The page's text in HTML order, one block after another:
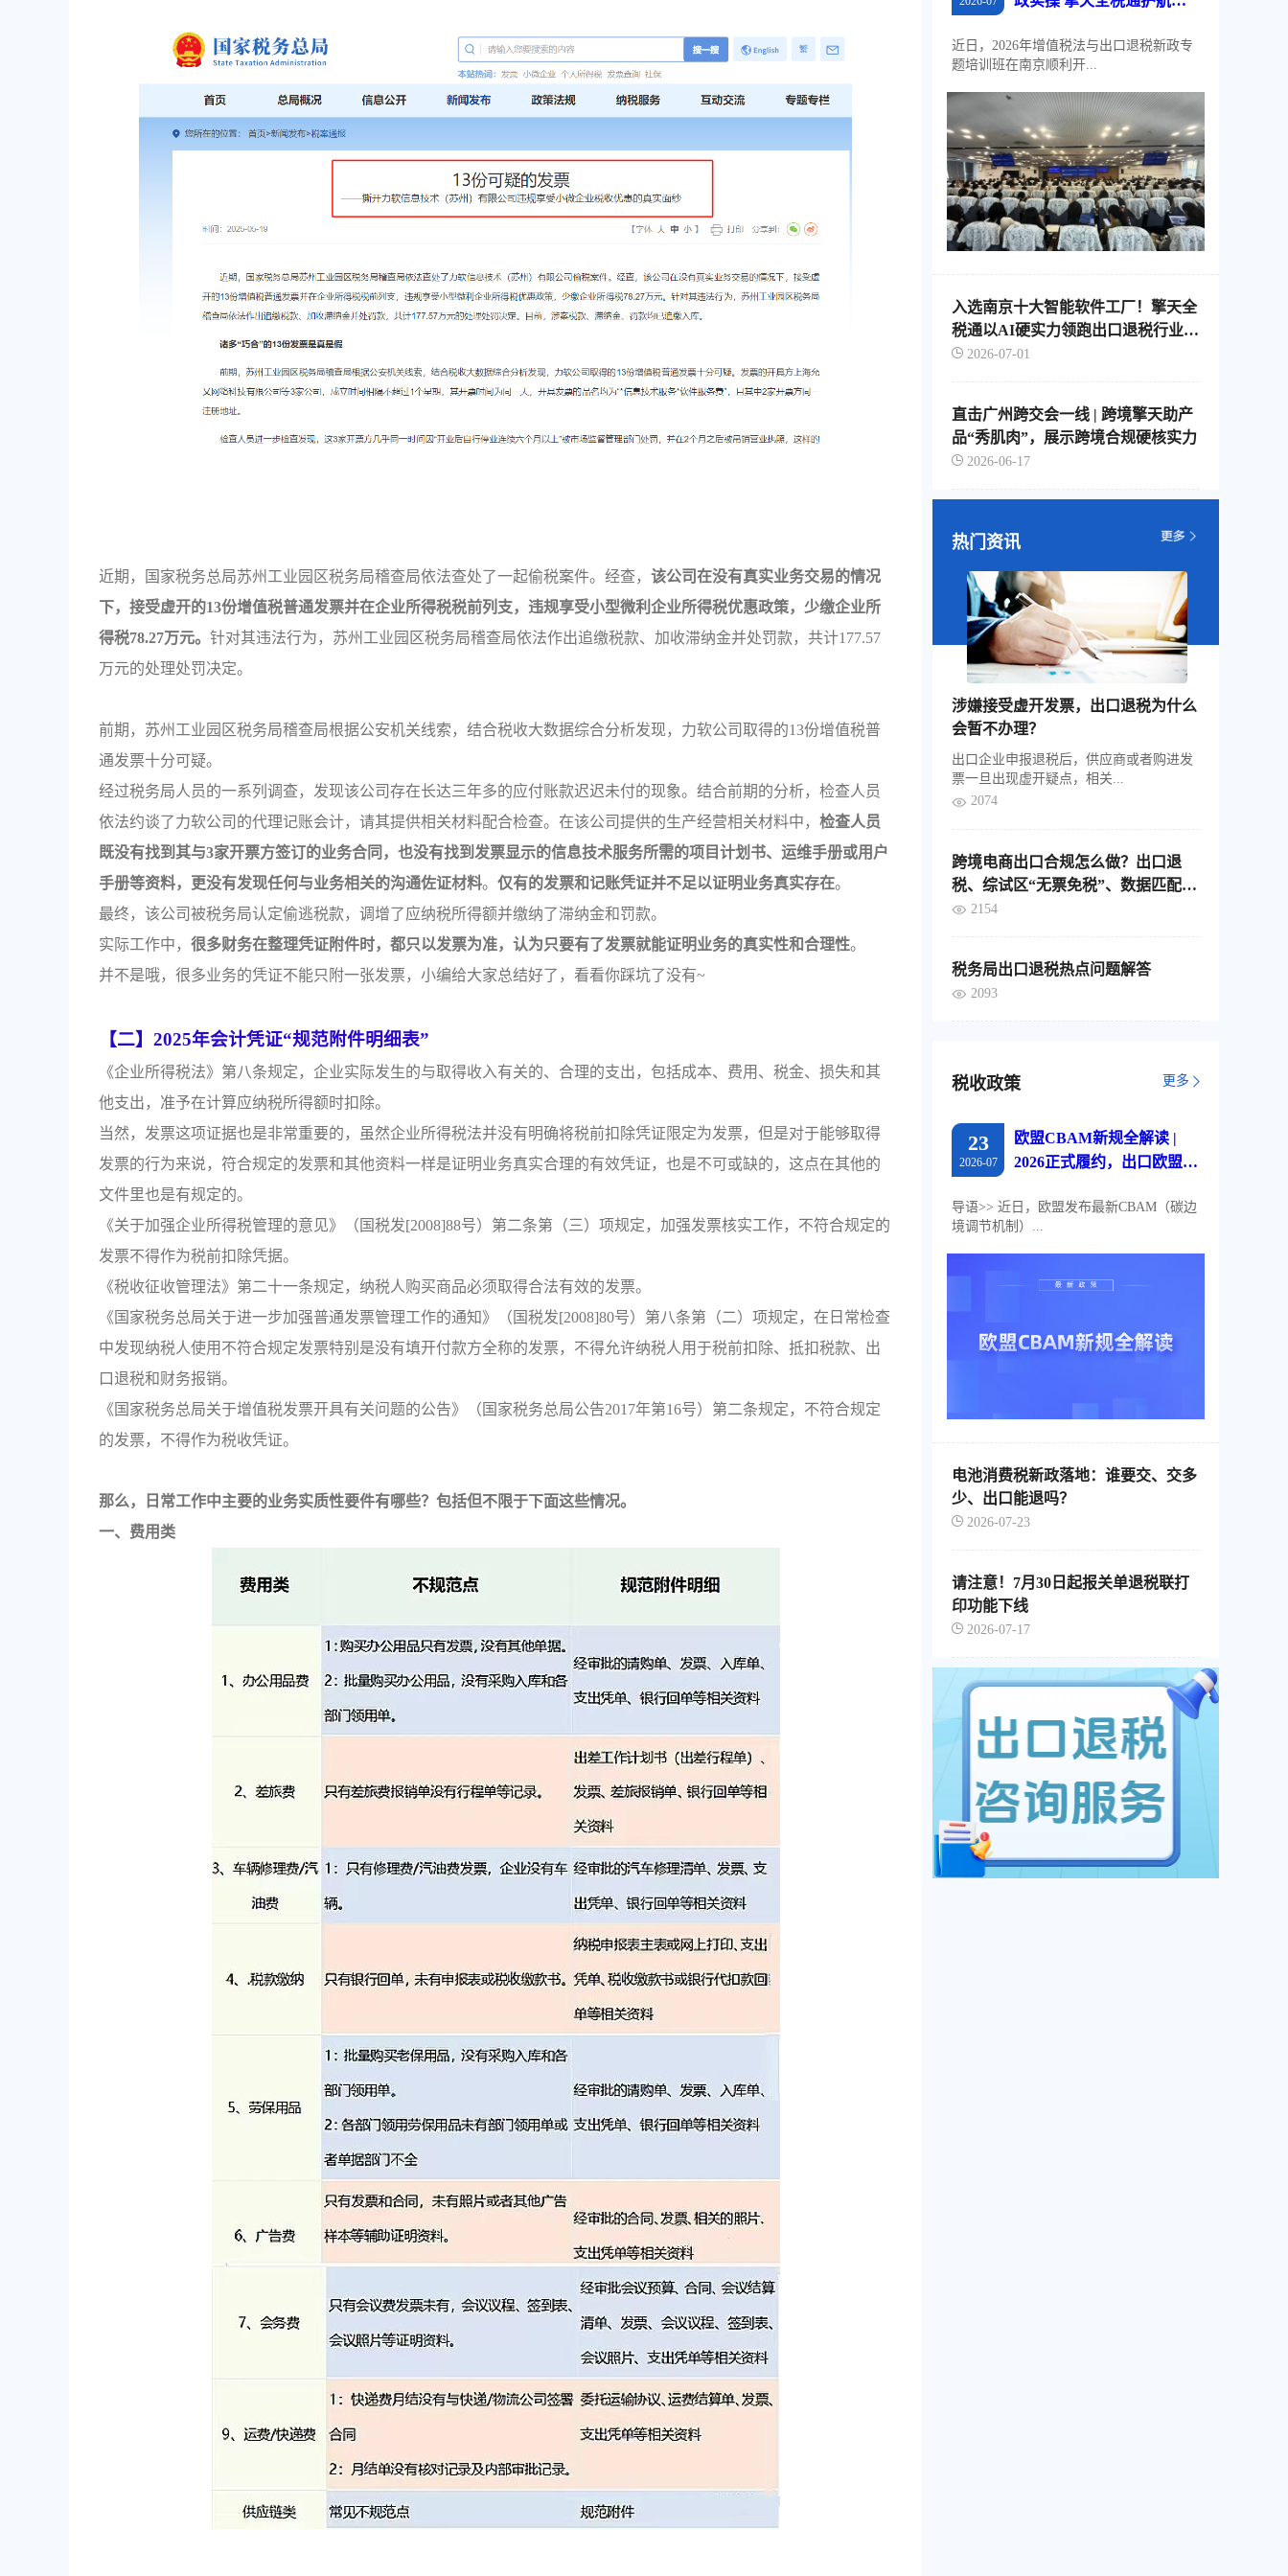
近期，国家税务总局苏州工业园区税务局稽查局依法查处了一起偷税案件。经查，该公司在没有真实业务交易的情况
下，接受虚开的13份增值税普通发票并在企业所得税税前列支，违规享受小型微利企业所得税优惠政策，少缴企业所
得税78.27万元。针对其违法行为，苏州工业园区税务局稽查局依法作出追缴税款、加收滞纳金并处罚款，共计177.57
万元的处理处罚决定。
前期，苏州工业园区税务局稽查局根据公安机关线索，结合税收大数据综合分析发现，力软公司取得的13份增值税普
通发票十分可疑。
经过税务局人员的一系列调查，发现该公司存在长达三年多的应付账款迟迟未付的现象。结合前期的分析，检查人员
依法约谈了力软公司的代理记账会计，请其提供相关材料配合检查。在该公司提供的生产经营相关材料中，检查人员
既没有找到其与3家开票方签订的业务合同，也没有找到发票显示的信息技术服务所需的项目计划书、运维手册或用户
手册等资料，更没有发现任何与业务相关的沟通佐证材料。仅有的发票和记账凭证并不足以证明业务真实存在。
最终，该公司被税务局认定偷逃税款，调增了应纳税所得额并缴纳了滞纳金和罚款。
实际工作中，很多财务在整理凭证附件时，都只以发票为准，认为只要有了发票就能证明业务的真实性和合理性。
并不是哦，很多业务的凭证不能只附一张发票，小编给大家总结好了，看看你踩坑了没有~
【二】2025年会计凭证“规范附件明细表”
《企业所得税法》第八条规定，企业实际发生的与取得收入有关的、合理的支出，包括成本、费用、税金、损失和其
他支出，准予在计算应纳税所得额时扣除。
当然，发票这项证据也是非常重要的，虽然企业所得税法并没有明确将税前扣除凭证限定为发票，但是对于能够取得
发票的行为来说，符合规定的发票和其他资料一样是证明业务真实合理的有效凭证，也是不可或缺的，这点在其他的
文件里也是有规定的。
《关于加强企业所得税管理的意见》（国税发[2008]88号）第二条第（三）项规定，加强发票核实工作，不符合规定的
发票不得作为税前扣除凭据。
《税收征收管理法》第二十一条规定，纳税人购买商品必须取得合法有效的发票。
《国家税务总局关于进一步加强普通发票管理工作的通知》（国税发[2008]80号）第八条第（二）项规定，在日常检查
中发现纳税人使用不符合规定发票特别是没有填开付款方全称的发票，不得允许纳税人用于税前扣除、抵扣税款、出
口退税和财务报销。
《国家税务总局关于增值税发票开具有关问题的公告》（国家税务总局公告2017年第16号）第二条规定，不符合规定
的发票，不得作为税收凭证。
那么，日常工作中主要的业务实质性要件有哪些？包括但不限于下面这些情况。
一、 费用类
近日，2026年增值税法与出口退税新政专
题培训班在南京顺利开...
入选南京十大智能软件工厂！擎天全
税通以AI硬实力领跑出口退税行业智
能化转型
2026-07-01
直击广州跨交会一线 | 跨境擎天助产
品“秀肌肉”，展示跨境合规硬核实力
2026-06-17
热门资讯
涉嫌接受虚开发票，出口退税为什么
会暂不办理？
出口企业申报退税后，供应商或者购进发
票一旦出现虚开疑点，相关...
2074
跨境电商出口合规怎么做？出口退
税、综试区“无票免税”、数据匹配，
这4个要点要分清
2154
税务局出口退税热点问题解答
2093
税收政策 更多
23
2026-07
欧盟CBAM新规全解读 |
2026正式履约，出口欧盟企
导语>> 近日，欧盟发布最新CBAM（碳边
境调节机制）...
电池消费税新政落地：谁要交、交多
少、出口能退吗？
2026-07-23
请注意！7月30日起报关单退税联打
印功能下线
2026-07-17